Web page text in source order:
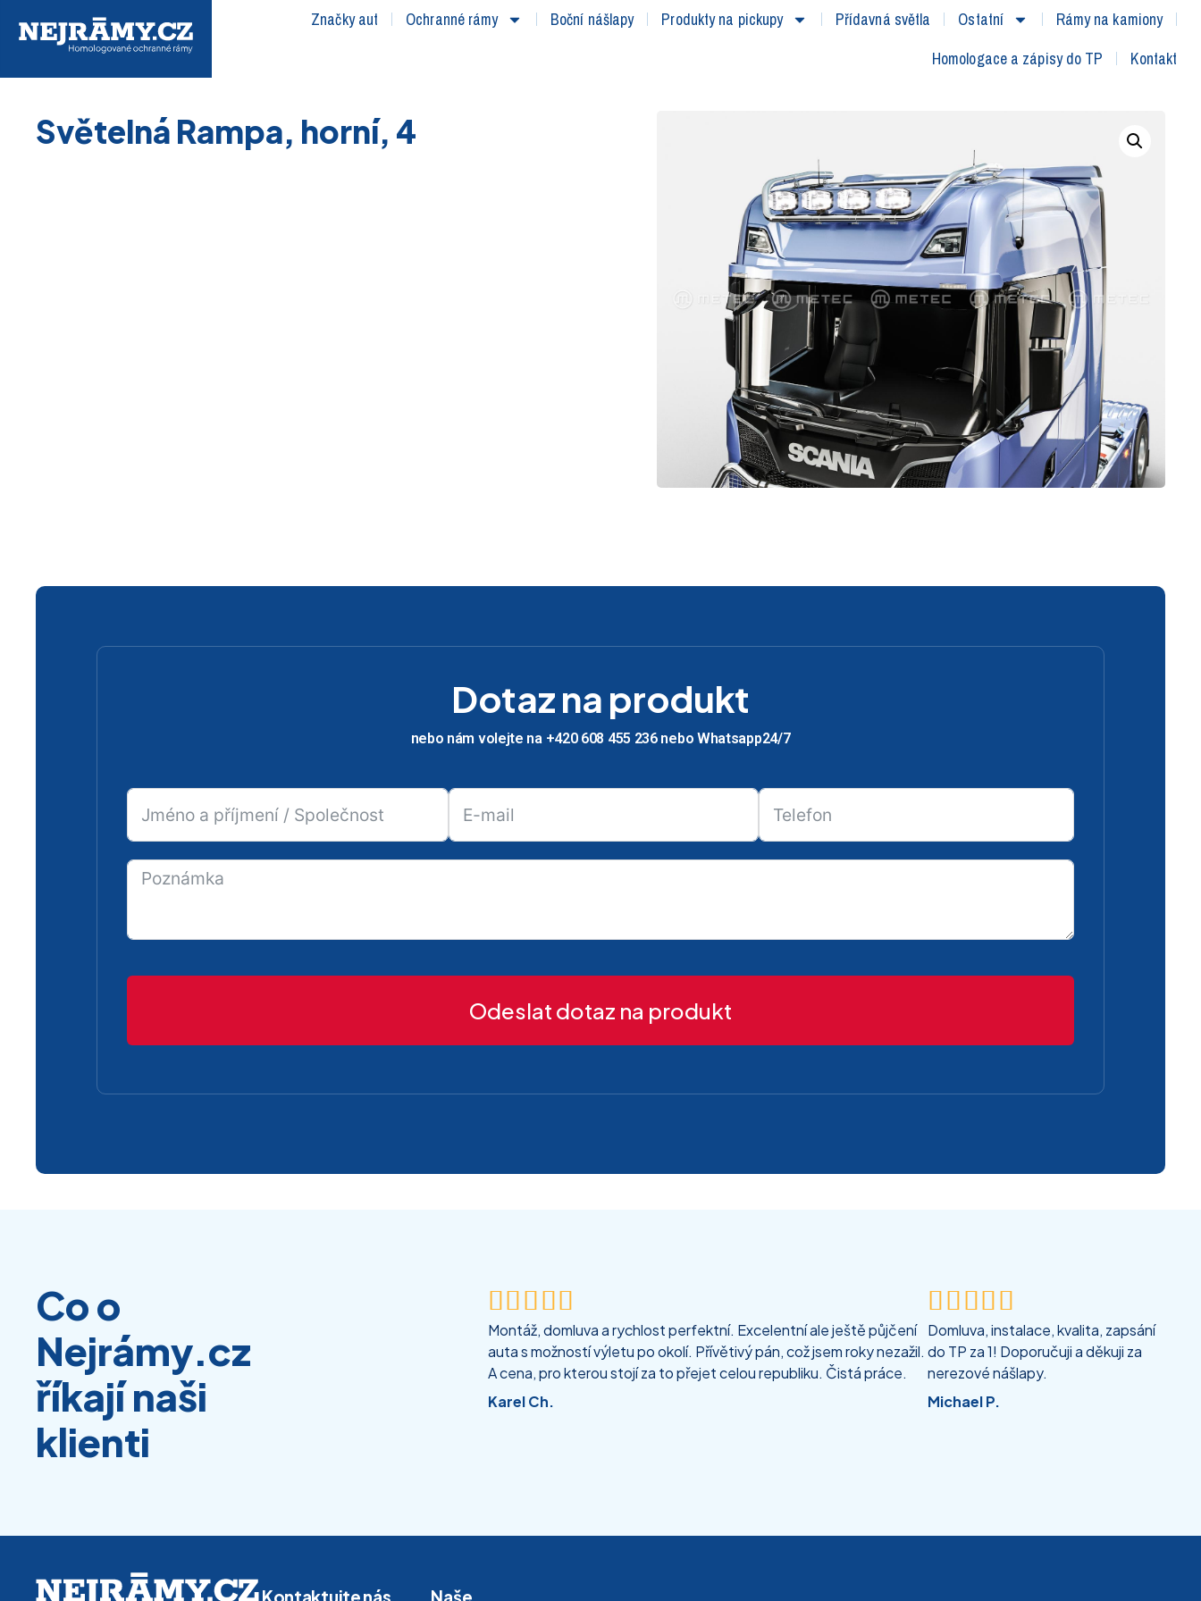
Značky aut Ochranné rámy Boční nášlapy Produkty na pickupy Přídavná světla Ostatní
Rámy na kamiony
Homologace a zápisy do TP
Kontakt
Světelná Rampa, horní, 4
Dotaz na produkt
nebo nám volejte na +420 608 455 236 nebo Whatsapp24/7
Odeslat dotaz na produkt
Co o
Nejrámy.cz
říkají naši
klienti

Montáž, domluva a rychlost perfektní. Excelentní ale ještě půjčení
auta s možností výletu po okolí. Přívětivý pán, což jsem roky nezažil.
A cena, pro kterou stojí za to přejet celou republiku. Čistá práce.
Karel Ch.

Domluva, instalace, kvalita, zapsání
do TP za 1! Doporučuji a děkuji za
nerezové nášlapy.
Michael P.
Kontaktujte nás Naše